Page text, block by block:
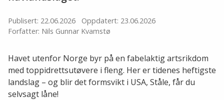
Publisert: 22.06.2026
Oppdatert: 23.06.2026
Forfatter: Nils Gunnar Kvamstø
Havet utenfor Norge byr på en fabelaktig artsrikdom
med toppidrettsutøvere i fleng. Her er tidenes heftigste
landslag – og blir det formsvikt i USA, Ståle, får du
selvsagt låne!